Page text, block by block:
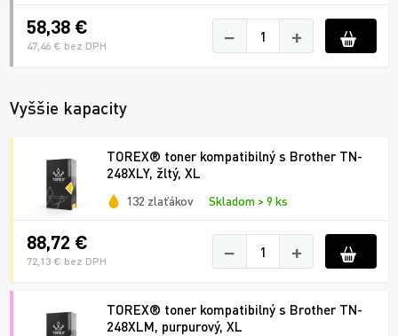
58,38 €
47,46 € bez DPH − +
Vyššie kapacity
TOREX® toner kompatibilný s Brother TN-
248XLY, žltý, XL
132 zlaťákov Skladom > 9 ks
88,72 €
72,13 € bez DPH − +
TOREX® toner kompatibilný s Brother TN-
248XLM, purpurový, XL